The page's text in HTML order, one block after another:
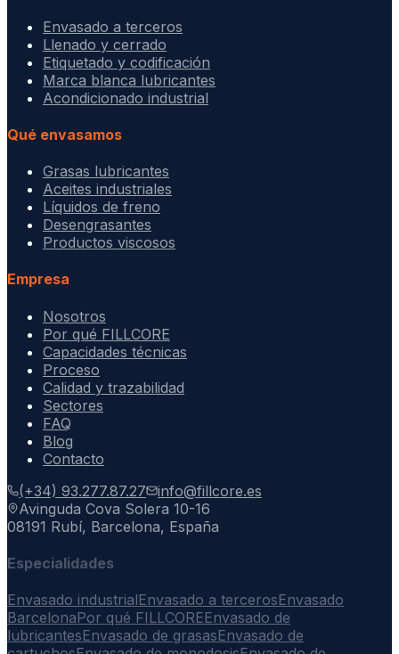
Envasado a terceros
Llenado y cerrado
Etiquetado y codificación
Marca blanca lubricantes
Acondicionado industrial
Qué envasamos
Grasas lubricantes
Aceites industriales
Líquidos de freno
Desengrasantes
Productos viscosos
Empresa
Nosotros
Por qué FILLCORE
Capacidades técnicas
Proceso
Calidad y trazabilidad
Sectores
FAQ
Blog
Contacto
(+34) 93.277.87.27
info@fillcore.es
Avinguda Cova Solera 10-16
08191 Rubí, Barcelona, España
Especialidades
Envasado industrialEnvasado a tercerosEnvasado
BarcelonaPor qué FILLCOREEnvasado de
lubricantesEnvasado de grasasEnvasado de